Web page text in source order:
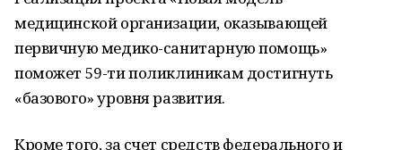
медицинской организации, оказывающей
первичную медико-санитарную помощь»
поможет 59-ти поликлиникам достигнуть
«базового» уровня развития.
Кроме того, за счет средств федерального и